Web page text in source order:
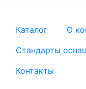
Каталог О
Стандарты
Контакты